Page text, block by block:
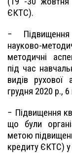
ЄКТС).
− Підвищення
науково-
методичні
під час
видів
грудня 2020 р.,
− Підвищення
що були
метою
кредиту ЄКТС) у